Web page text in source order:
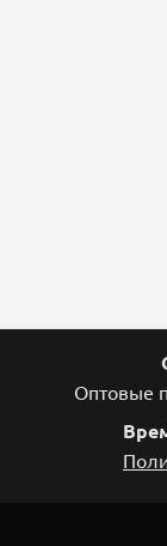
Оптовые